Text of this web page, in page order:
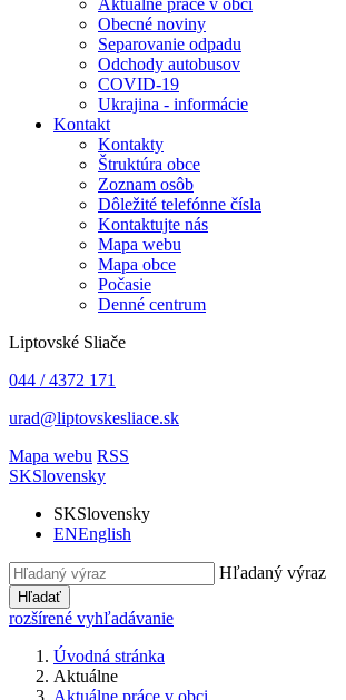
Aktuálne práce v obci
Obecné noviny
Separovanie odpadu
Odchody autobusov
COVID-19
Ukrajina - informácie
Kontakt
Kontakty
Štruktúra obce
Zoznam osôb
Dôležité telefónne čísla
Kontaktujte nás
Mapa webu
Mapa obce
Počasie
Denné centrum
Liptovské Sliače
044 / 4372 171
urad@liptovskesliace.sk
Mapa webu RSS
SKSlovensky
SKSlovensky
ENEnglish
Hľadaný výraz
Hľadať
rozšírené vyhľadávanie
Úvodná stránka
Aktuálne
Aktuálne práce v obci